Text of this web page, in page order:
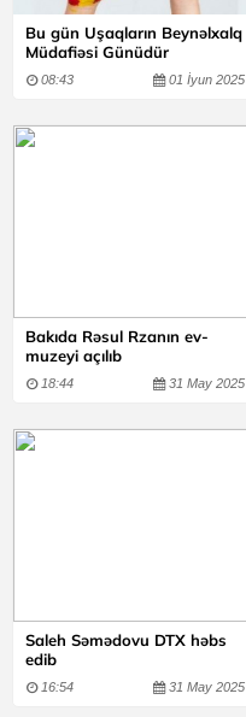
Bu gün Uşaqların Beynəlxalq
Müdafiəsi Günüdür
08:43 01 İyun 2025
Bakıda Rəsul Rzanın ev-
muzeyi açılıb
18:44 31 May 2025
Saleh Səmədovu DTX həbs
edib
16:54 31 May 2025